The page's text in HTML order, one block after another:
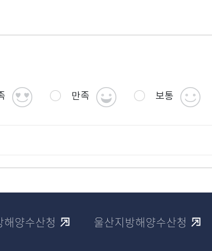
만족 보통
해양수산청 울산지방해양수산청